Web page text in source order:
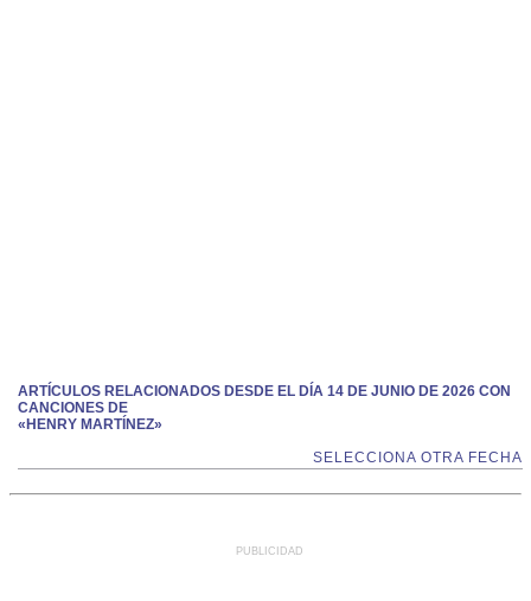
ARTÍCULOS RELACIONADOS DESDE EL DÍA 14 DE JUNIO DE 2026 CON
CANCIONES DE
«HENRY MARTÍNEZ»
SELECCIONA OTRA FECHA
PUBLICIDAD